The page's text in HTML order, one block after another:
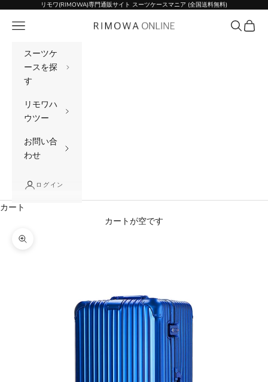
コンテンツへスキップリモワ(RIMOWA)専門通販サイト スーツケースマニア (全国送料無料)
リモワ(RIMOWA)専門通販サイト スーツケー
メニュー 検索カート
スーツケ
ースを探
す
リモワハ
ウツー
お問い合
わせ
ログイン
カート
カートが空です
ズームイン